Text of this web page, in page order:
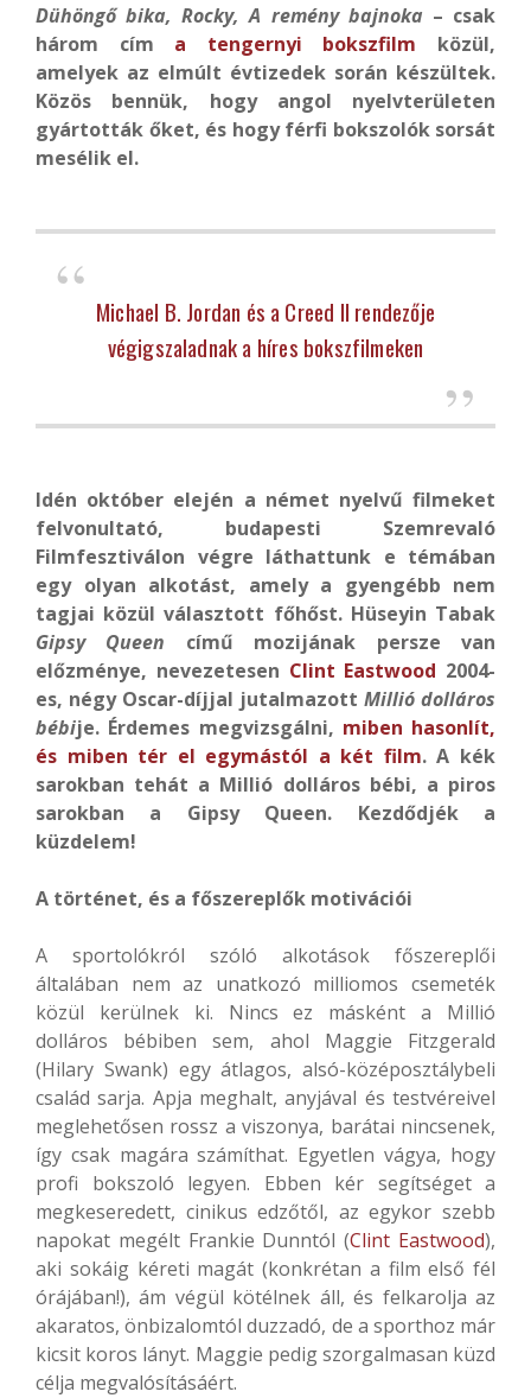
Dühöngő bika, Rocky, A remény bajnoka – csak
három cím a tengernyi bokszfilm közül,
amelyek az elmúlt évtizedek során készültek.
Közös bennük, hogy angol nyelvterületen
gyártották őket, és hogy férfi bokszolók sorsát
mesélik el.
Michael B. Jordan és a Creed II rendezője
végigszaladnak a híres bokszfilmeken
Idén október elején a német nyelvű filmeket
felvonultató, budapesti Szemrevaló
Filmfesztiválon végre láthattunk e témában
egy olyan alkotást, amely a gyengébb nem
tagjai közül választott főhőst. Hüseyin Tabak
Gipsy Queen című mozijának persze van
előzménye, nevezetesen Clint Eastwood 2004-
es, négy Oscar-díjjal jutalmazott Millió dolláros
bébije. Érdemes megvizsgálni, miben hasonlít,
és miben tér el egymástól a két film. A kék
sarokban tehát a Millió dolláros bébi, a piros
sarokban a Gipsy Queen. Kezdődjék a
küzdelem!
A történet, és a főszereplők motivációi
A sportolókról szóló alkotások főszereplői
általában nem az unatkozó milliomos csemeték
közül kerülnek ki. Nincs ez másként a Millió
dolláros bébiben sem, ahol Maggie Fitzgerald
(Hilary Swank) egy átlagos, alsó-középosztálybeli
család sarja. Apja meghalt, anyjával és testvéreivel
meglehetősen rossz a viszonya, barátai nincsenek,
így csak magára számíthat. Egyetlen vágya, hogy
profi bokszoló legyen. Ebben kér segítséget a
megkeseredett, cinikus edzőtől, az egykor szebb
napokat megélt Frankie Dunntól (Clint Eastwood),
aki sokáig kéreti magát (konkrétan a film első fél
órájában!), ám végül kötélnek áll, és felkarolja az
akaratos, önbizalomtól duzzadó, de a sporthoz már
kicsit koros lányt. Maggie pedig szorgalmasan küzd
célja megvalósításáért.